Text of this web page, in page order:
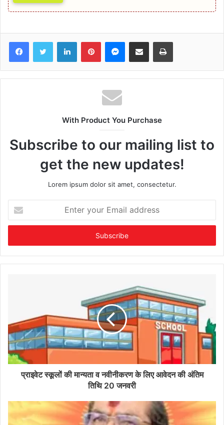
FacebookTwitter LinkedInPinterestMessenger
Share via Email Print
With Product You Purchase
Subscribe to our mailing list to
get the new updates!
Lorem ipsum dolor sit amet, consectetur.
your
Email
प्राइवेट स्कूलों की मान्यता व नवीनीकरण के लिए आवेदन की अंतिम
तिथि 20 जनवरी